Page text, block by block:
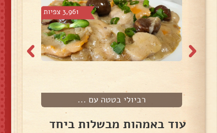
3,961 צפיות
רביולי בטטה עם ...
עוד באמהות מבשלות ביחד